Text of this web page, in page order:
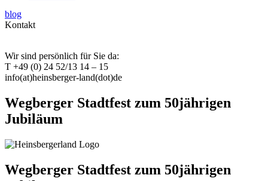
blog
Kontakt
Wir sind persönlich für Sie da:
T +49 (0) 24 52/13 14 – 15
info(at)heinsberger-land(dot)de
Wegberger Stadtfest zum 50jährigen
Jubiläum
Wegberger Stadtfest zum 50jährigen